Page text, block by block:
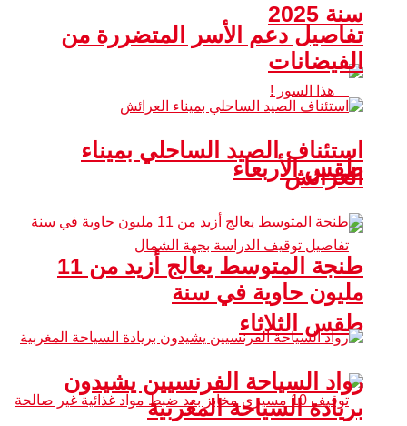
سنة 2025
طقس الأربعاء
طقس الثلاثاء
تفاصيل دعم الأسر المتضررة من
الفيضانات
استئناف الصيد الساحلي بميناء
العرائش
طنجة المتوسط يعالج أزيد من 11
مليون حاوية في سنة
رواد السياحة الفرنسيين يشيدون
بريادة السياحة المغربية